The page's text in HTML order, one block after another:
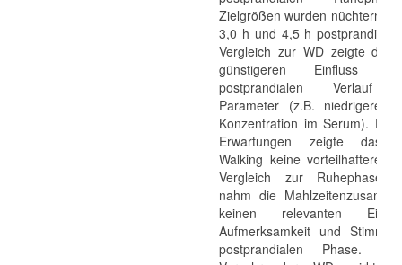
Zielgrößen wurden nüchtern
3,0 h und 4,5 h postprandial
Vergleich zur WD zeigte die
günstigeren Einfluss
postprandialen Verlauf
Parameter (z.B. niedrigere
Konzentration im Serum).
Erwartungen zeigte das
Walking keine vorteilhafteren
Vergleich zur Ruhephase.
nahm die
keinen relevanten
Aufmerksamkeit und
postprandialen Phase.